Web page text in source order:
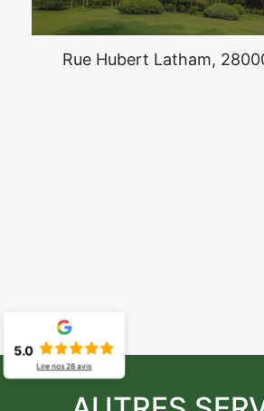
Rue Hubert Latham,
5.0
Lire nos26avis